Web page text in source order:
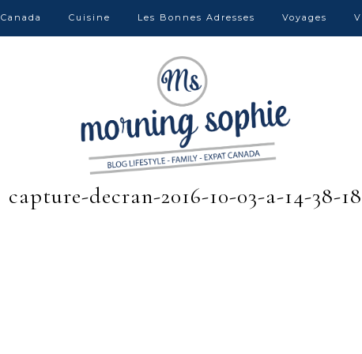
Canada Cuisine Les Bonnes Adresses Voyages
capture-decran-2016-10-03-a-14-38-18